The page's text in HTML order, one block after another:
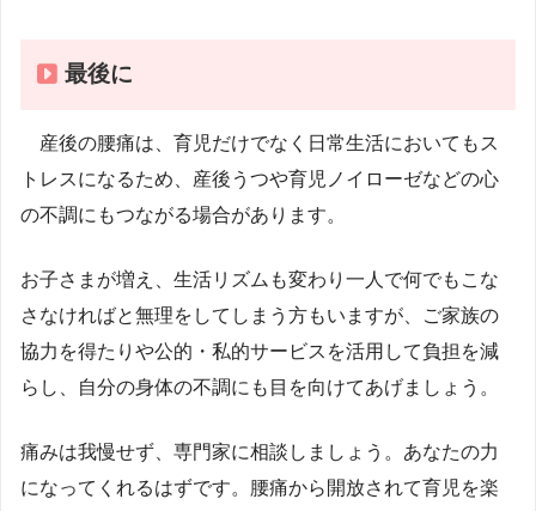
最後に
産後の腰痛は、育児だけでなく日常生活においてもス
トレスになるため、産後うつや育児ノイローゼなどの心
の不調にもつながる場合があります。
お子さまが増え、生活リズムも変わり一人で何でもこな
さなければと無理をしてしまう方もいますが、ご家族の
協力を得たりや公的・私的サービスを活用して負担を減
らし、自分の身体の不調にも目を向けてあげましょう。
痛みは我慢せず、専門家に相談しましょう。あなたの力
になってくれるはずです。腰痛から開放されて育児を楽